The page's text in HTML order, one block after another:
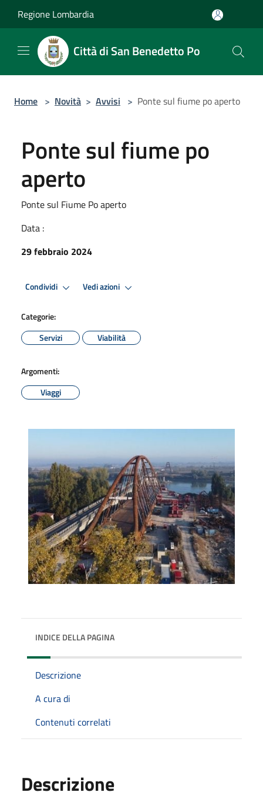
Regione Lombardia
Città di San Benedetto Po
Home > Novità > Avvisi > Ponte sul fiume po aperto
Ponte sul fiume po
aperto
Ponte sul Fiume Po aperto
Data :
29 febbraio 2024
Condividi Vedi azioni
Categorie:
Servizi
Viabilità
Argomenti:
Viaggi
INDICE DELLA PAGINA
Descrizione
A cura di
Contenuti correlati
Descrizione